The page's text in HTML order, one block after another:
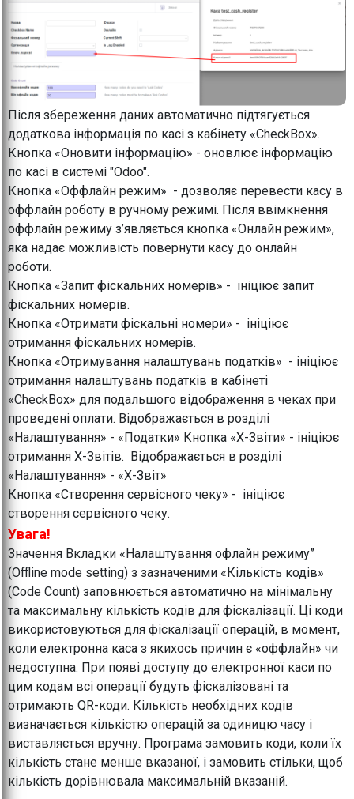
Після збереження даних автоматично підтягується
додаткова інформація по касі з кабінету «CheckBox».
Кнопка «Оновити інформацію» - оновлює інформацію
по касі в системі "Odoo".
Кнопка «Оффлайн режим» - дозволяє перевести касу в
оффлайн роботу в ручному режимі. Після ввімкнення
оффлайн режиму з’являється кнопка «Онлайн режим»,
яка надає можливість повернути касу до онлайн
роботи.
Кнопка «Запит фіскальних номерів» - ініціює запит
фіскальних номерів.
Кнопка «Отримати фіскальні номери» - ініціює
отримання фіскальних номерів.
Кнопка «Отримування налаштувань податків» - ініціює
отримання налаштувань податків в кабінеті
«CheckBox» для подальшого відображення в чеках при
проведені оплати. Відображається в розділі
«Налаштування» - «Податки» Кнопка «Х-Звіти» - ініціює
отримання Х-Звітів. Відображається в розділі
«Налаштування» - «Х-Звіт»
Кнопка «Створення сервісного чеку» - ініціює
створення сервісного чеку.
Увага!
Значення Вкладки «Налаштування офлайн режиму”
(Offline mode setting) з зазначеними «Кількість кодів»
(Code Count) заповнюється автоматично на мінімальну
та максимальну кількість кодів для фіскалізації. Ці коди
використовуються для фіскалізації операцій, в момент,
коли електронна каса з якихось причин є «оффлайн» чи
недоступна. При появі доступу до електронної каси по
цим кодам всі операції будуть фіскалізовані та
отримають QR-коди. Кількість необхідних кодів
визначається кількістю операцій за одиницю часу і
виставляється вручну. Програма замовить коди, коли їх
кількість стане менше вказаної, і замовить стільки, щоб
кількість дорівнювала максимальній вказаній.